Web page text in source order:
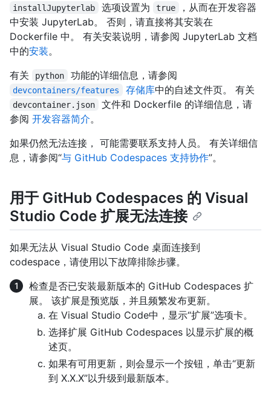
installJupyterlab 选项设置为 true
，从而在开发容器
中安装 JupyterLab。 否则，请直接将其安装在
Dockerfile 中。 有关安装说明，请参阅 JupyterLab 文档
中的安装。
有关
python 功能的详细信息，请参阅
devcontainers/features 存储库中的自述文件页。 有关
devcontainer.json
文件和 Dockerfile 的详细信息，请
参阅 开发容器简介。
如果仍然无法连接， 可能需要联系支持人员。 有关详细信
息，请参阅“与 GitHub Codespaces 支持协作”。
用于 GitHub Codespaces 的 Visual
Studio Code 扩展无法连接
如果无法从 Visual Studio Code 桌面连接到
codespace，请使用以下故障排除步骤。
检查是否已安装最新版本的 GitHub Codespaces 扩
展。 该扩展是预览版，并且频繁发布更新。
在 Visual Studio Code中，显示“扩展”选项卡。
选择扩展 GitHub Codespaces 以显示扩展的概
述页。
如果有可用更新，则会显示一个按钮，单击“更新
到 X.X.X”以升级到最新版本。